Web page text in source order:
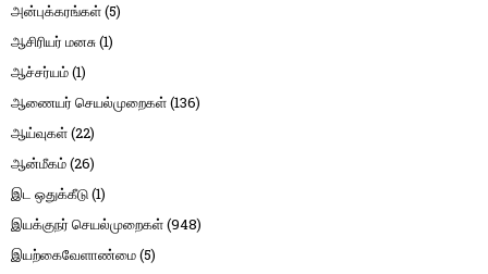
அன்புக்கரங்கள்(5)
ஆசிரியர் மனசு(1)
ஆச்சர்யம்(1)
ஆணையர் செயல்முறைகள்(136)
ஆய்வுகள்(22)
ஆன்மீகம்(26)
இட ஒதுக்கீடு(1)
இயக்குநர் செயல்முறைகள்(948)
இயற்கைவேளாண்மை(5)